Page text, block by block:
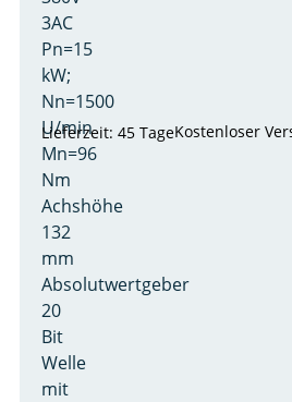
3AC
Pn=15
kW;
Nn=1500
U/min
Mn=96
Nm
Achshöhe
132
mm
Absolutwertgeber
20
Bit
Welle
mit
Lieferzeit: 45 TageKostenloser